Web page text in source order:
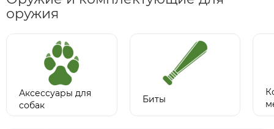
оружия
Аксессуары для
собак
Биты